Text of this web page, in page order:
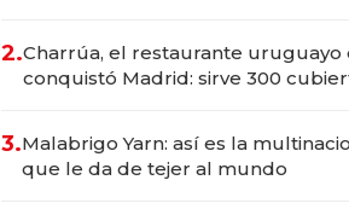
2.Charrúa, el restaurante uruguayo
conquistó Madrid: sirve 300
3.Malabrigo Yarn: así es la
que le da de tejer al mundo